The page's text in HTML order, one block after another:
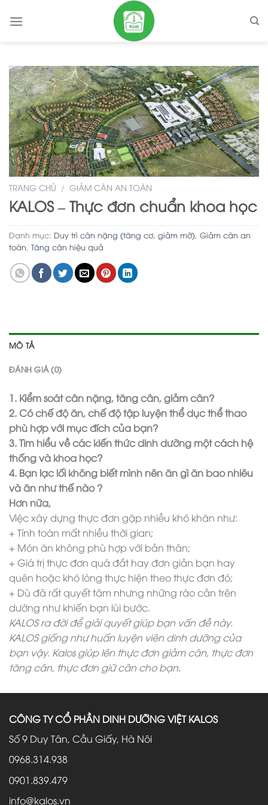
TRANG CHỦ / GIẢM CÂN AN TOÀN
KALOS – Thực đơn chuẩn khoa học
Danh mục: Duy trì cân nặng (tăng cơ, giảm mỡ), Giảm cân an
toàn, Tăng cân hiệu quả
MÔ TẢ
ĐÁNH GIÁ (0)
1. Kiểm soát cân nặng, tăng cân, giảm cân?
2. Có chế độ ăn, chế độ tập luyện thể dục thể thao
phù hợp với mục đích của bạn?
3. Tìm hiểu về các kiến thức dinh dưỡng một cách hệ
thống và khoa học?
4. Bạn lạc lối không biết mình nên ăn gì ăn bao nhiêu
và ăn như thế nào ?
Hơn nữa,
Việc xây dựng thực đơn gặp nhiều khó khăn như:
+ Tính toán mất nhiều thời gian;
+ Món ăn không phù hợp với bản thân;
+ Giá trị thực đơn quá đắt hay đơn giản bạn hay
quên hoặc khó lòng thực hiện theo thực đơn đó;
+ Dù đã rất quyết tâm nhưng những rào cản trên
dường như khiến bạn lùi bước.
KALOS ra đời để giải quyết giúp bạn vấn đề này.
KALOS giống như huấn luyện viên dinh dưỡng của
bạn vậy. Kalos giúp lên thực đơn giảm cân, thực đơn
tăng cân, thực đơn giữ cân cho bạn.
CÔNG TY CỔ PHẦN DINH DƯỠNG VIỆT KALOS
Số 9 Duy Tân, Cầu Giấy, Hà Nôi
0968.314.938
0901.839.479
info@kalos.vn